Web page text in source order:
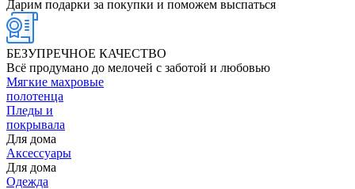
Дарим подарки за покупки и поможем выспаться
БЕЗУПРЕЧНОЕ КАЧЕСТВО
Всё продумано до мелочей с заботой и любовью
Мягкие махровые
полотенца
Пледы и
покрывала
Для дома
Аксессуары
Для дома
Одежда